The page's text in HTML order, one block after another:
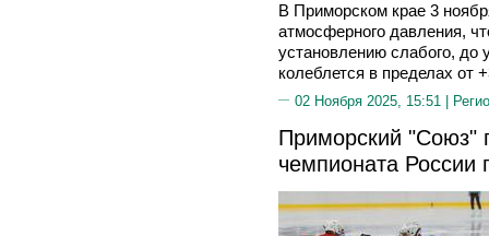
В Приморском крае 3
атмосферного давления,
установлению слабого, до
колеблется в пределах от
02 Ноября 2025, 15:51 |
Приморский "Союз"
чемпионата России